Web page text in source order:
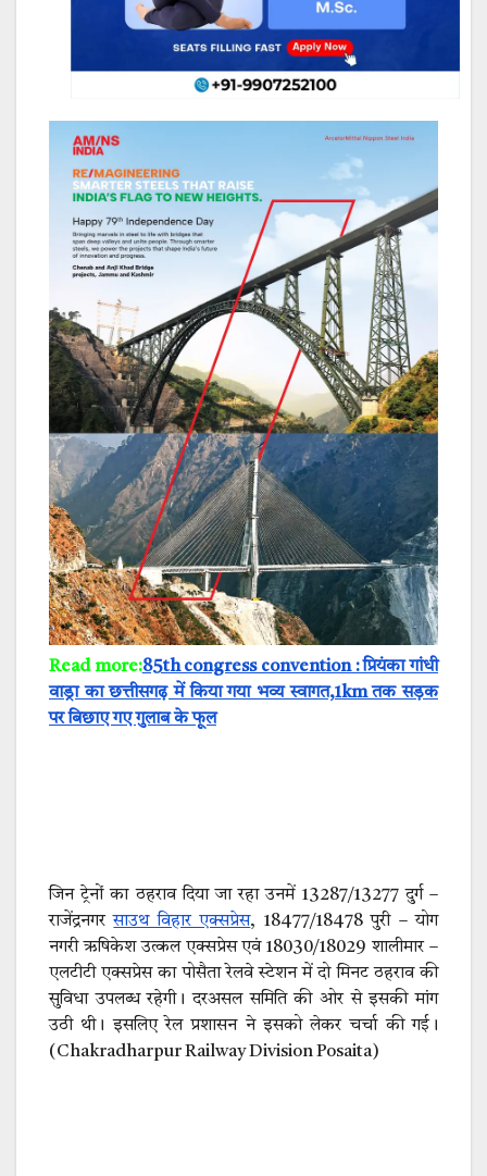
Read more:85th congress convention : प्रियंका गांधी
वाड्रा का छत्तीसगढ़ में किया गया भव्य स्वागत,1km तक सड़क
पर बिछाए गए गुलाब के फूल
जिन ट्रेनों का ठहराव दिया जा रहा उनमें 13287/13277 दुर्ग –
राजेंद्रनगरसाउथ विहार एक्सप्रेस, 18477/18478 पुरी – योग
नगरी ऋषिकेश उत्कल एक्सप्रेस एवं 18030/18029 शालीमार –
एलटीटी एक्सप्रेस का पोसैता रेलवे स्टेशन में दो मिनट ठहराव की
सुविधा उपलब्ध रहेगी। दरअसल समिति की ओर से इसकी मांग
उठी थी। इसलिए रेल प्रशासन ने इसको लेकर चर्चा की गई।
(Chakradharpur Railway Division Posaita)